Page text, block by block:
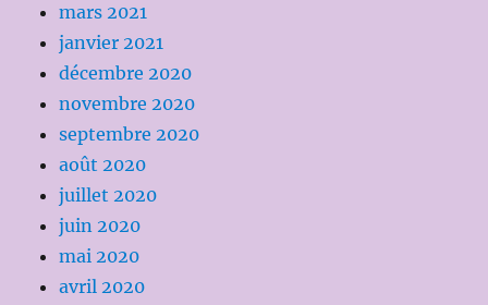
mars 2021
janvier 2021
décembre 2020
novembre 2020
septembre 2020
août 2020
juillet 2020
juin 2020
mai 2020
avril 2020